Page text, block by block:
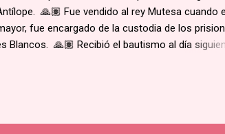
🙏🏽 Fue vendido al rey Mutesa cuando
fue encargado de la custodia de los
Blancos. 🙏🏽 Recibió el bautismo al día
se le condujo en una marcha hacia la
la costumbre, se ejecutaba a un prisionero
dejados al borde del camino....